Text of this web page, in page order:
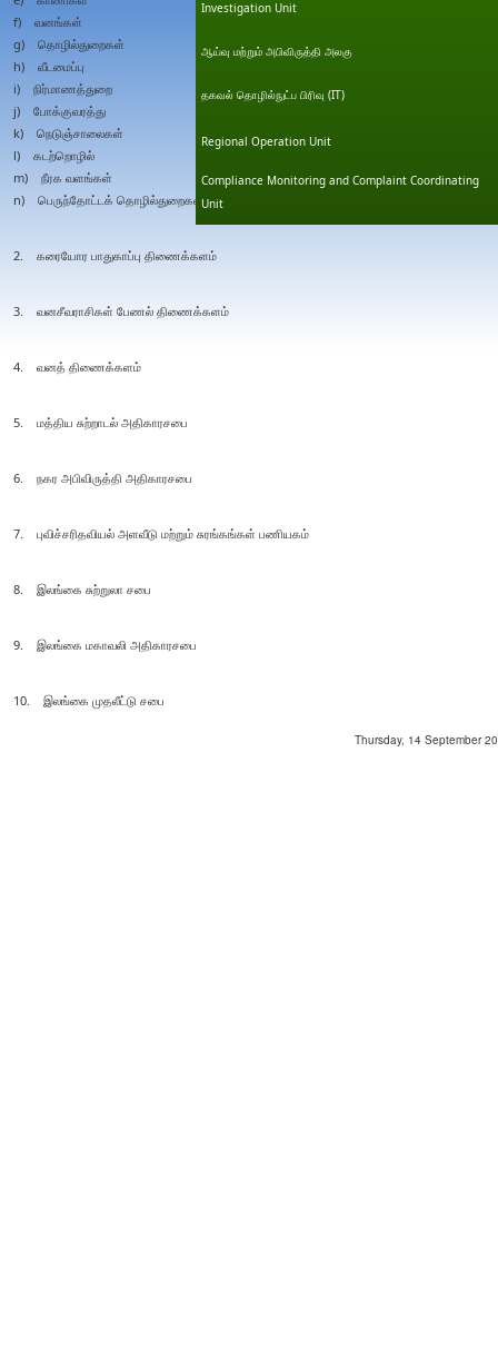
Investigation Unit
ஆய்வு மற்றும் அபிவிருத்தி அலகு
தகவல் தொழில்நுட்ப பிரிவு (IT)
Regional Operation Unit
Compliance Monitoring and Complaint Coordinating
Unit
f) வனங்கள்
g) தொழில்துறைகள்
h) வீடமைப்பு
i) நிர்மாணத்துறை
j) போக்குவரத்து
k) நெடுஞ்சாலைகள்
l) கடற்றொழில்
m) நீரக வளங்கள்
n) பெருந்தோட்டக் தொழில்துறைகள்
2. கரையோர பாதுகாப்பு திணைக்களம்
3. வனசீவராசிகள் பேணல் திணைக்களம்
4. வனத் திணைக்களம்
5. மத்திய சுற்றாடல் அதிகாரசபை
6. நகர அபிவிருத்தி அதிகாரசபை
7. புவிச்சரிதவியல் அளவீடு மற்றும் சுரங்கங்கள் பணியகம்
8. இலங்கை சுற்றுலா சபை
9. இலங்கை மகாவலி அதிகாரசபை
10. இலங்கை முதலீட்டு சபை
Thursday, 14 September